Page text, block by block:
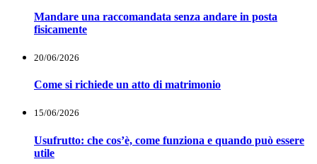
Mandare una raccomandata senza andare in posta
fisicamente
20/06/2026
Come si richiede un atto di matrimonio
15/06/2026
Usufrutto: che cos’è, come funziona e quando può essere
utile